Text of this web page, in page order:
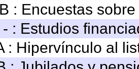
: Encuestas
- : Estudios
: Hipervínculo al